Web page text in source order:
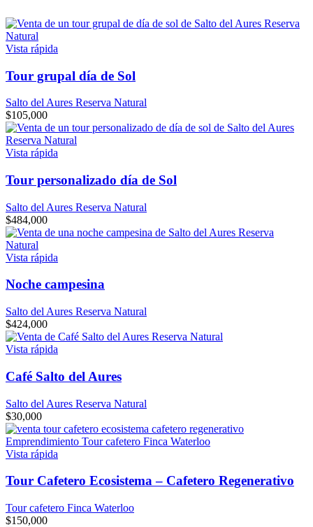
Vista rápida
Tour grupal día de Sol
Salto del Aures Reserva Natural
$105,000
Vista rápida
Tour personalizado día de Sol
Salto del Aures Reserva Natural
$484,000
Vista rápida
Noche campesina
Salto del Aures Reserva Natural
$424,000
Vista rápida
Café Salto del Aures
Salto del Aures Reserva Natural
$30,000
Vista rápida
Tour Cafetero Ecosistema – Cafetero Regenerativo
Tour cafetero Finca Waterloo
$150,000